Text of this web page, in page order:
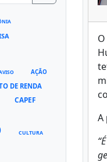
AÇÃO
DE RENDA
CAPEF
CULTURA
A